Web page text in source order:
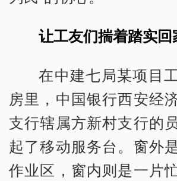
让工友们揣着踏实回
在中建七局某项目
房里，中国银行西安经
支行辖属方新村支行的
起了移动服务台。窗外
作业区，窗内则是一片